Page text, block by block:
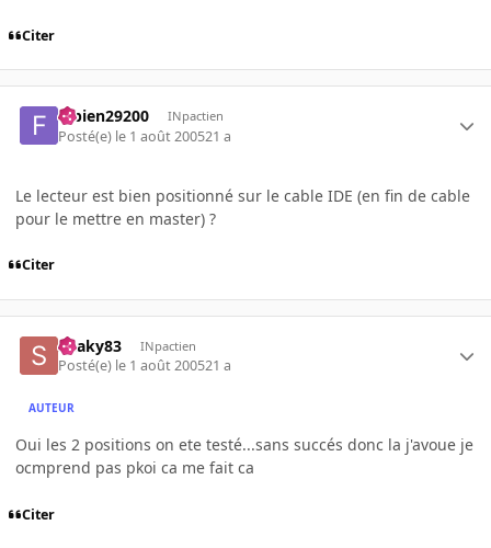
Citer
fabien29200 INpactien
Posté(e) le 1 août 200521 a
Le lecteur est bien positionné sur le cable IDE (en fin de cable
pour le mettre en master) ?
Citer
Snaky83 INpactien
Posté(e) le 1 août 200521 a
AUTEUR
Oui les 2 positions on ete testé...sans succés donc la j'avoue je
ocmprend pas pkoi ca me fait ca
Citer